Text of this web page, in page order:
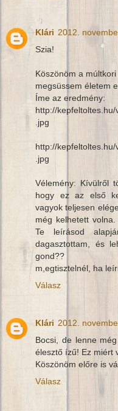
Klári 2012.
Szia!
Köszönöm a
megsüssem életem
Íme az eredmény:
http://kepfeltoltes.hu/
.jpg
http://kepfeltoltes.hu/
.jpg
Vélemény: Kívülről
hogy ez az első
vagyok teljesen
még kelhetett
Te leírásod
dagasztottam, és
gond??
m,egtisztelnél, ha
Válasz
Klári 2012.
Bocsi, de lenne
élesztő ízű! Ez miért
Köszönöm előre is
Válasz